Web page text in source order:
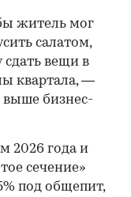
житель мог
салатом,
сдать вещи в
квартала, —
выше бизнес-
2026 года и
сечение»
под общепит,